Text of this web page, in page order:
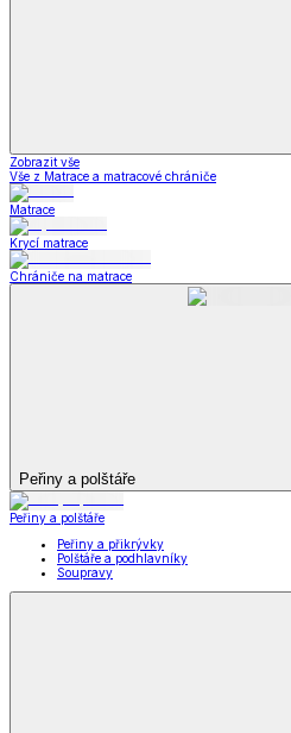
Zobrazit vše
Vše z Matrace a matracové chrániče
Matrace
Krycí matrace
Chrániče na matrace
Peřiny a polštáře
Peřiny a polštáře
Peřiny a přikrývky
Polštáře a podhlavníky
Soupravy